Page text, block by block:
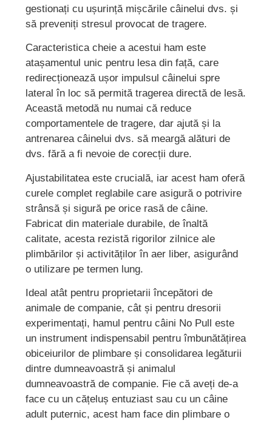
gestionați cu ușurință mișcările câinelui dvs. și
să preveniți stresul provocat de tragere.
Caracteristica cheie a acestui ham este
atașamentul unic pentru lesa din față, care
redirecționează ușor impulsul câinelui spre
lateral în loc să permită tragerea directă de lesă.
Această metodă nu numai că reduce
comportamentele de tragere, dar ajută și la
antrenarea câinelui dvs. să meargă alături de
dvs. fără a fi nevoie de corecții dure.
Ajustabilitatea este crucială, iar acest ham oferă
curele complet reglabile care asigură o potrivire
strânsă și sigură pe orice rasă de câine.
Fabricat din materiale durabile, de înaltă
calitate, acesta rezistă rigorilor zilnice ale
plimbărilor și activităților în aer liber, asigurând
o utilizare pe termen lung.
Ideal atât pentru proprietarii începători de
animale de companie, cât și pentru dresorii
experimentați, hamul pentru câini No Pull este
un instrument indispensabil pentru îmbunătățirea
obiceiurilor de plimbare și consolidarea legăturii
dintre dumneavoastră și animalul
dumneavoastră de companie. Fie că aveți de-a
face cu un cățeluș entuziast sau cu un câine
adult puternic, acest ham face din plimbare o